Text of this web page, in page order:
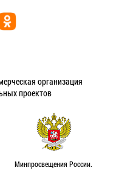
организация
проектов
Минпросвещения России.